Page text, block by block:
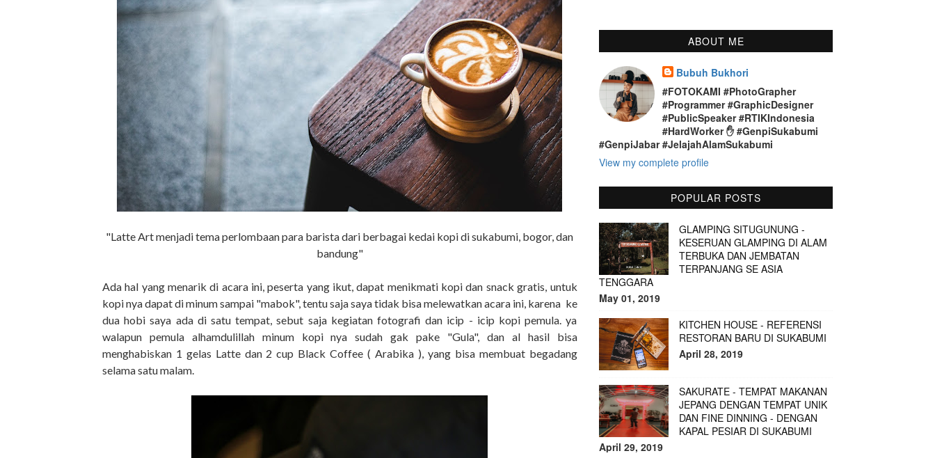
"Latte Art menjadi tema perlombaan para barista dari berbagai kedai kopi di sukabumi, bogor, dan
bandung"
Ada hal yang menarik di acara ini, peserta yang ikut, dapat menikmati kopi dan snack gratis, untuk
kopi nya dapat di minum sampai "mabok", tentu saja saya tidak bisa melewatkan acara ini, karena ke
dua hobi saya ada di satu tempat, sebut saja kegiatan fotografi dan icip - icip kopi pemula. ya
walapun pemula alhamdulillah minum kopi nya sudah gak pake "Gula", dan al hasil bisa
menghabiskan 1 gelas Latte dan 2 cup Black Coffee ( Arabika ), yang bisa membuat begadang
selama satu malam.
ABOUT ME
Bubuh Bukhori
#FOTOKAMI #PhotoGrapher
#Programmer #GraphicDesigner
#PublicSpeaker #RTIKIndonesia
#HardWorker ✋ #GenpiSukabumi
#GenpiJabar #JelajahAlamSukabumi
View my complete profile
POPULAR POSTS
GLAMPING SITUGUNUNG -
KESERUAN GLAMPING DI ALAM
TERBUKA DAN JEMBATAN
TERPANJANG SE ASIA
TENGGARA
May 01, 2019
KITCHEN HOUSE - REFERENSI
RESTORAN BARU DI SUKABUMI
April 28, 2019
SAKURATE - TEMPAT MAKANAN
JEPANG DENGAN TEMPAT UNIK
DAN FINE DINNING - DENGAN
KAPAL PESIAR DI SUKABUMI
April 29, 2019